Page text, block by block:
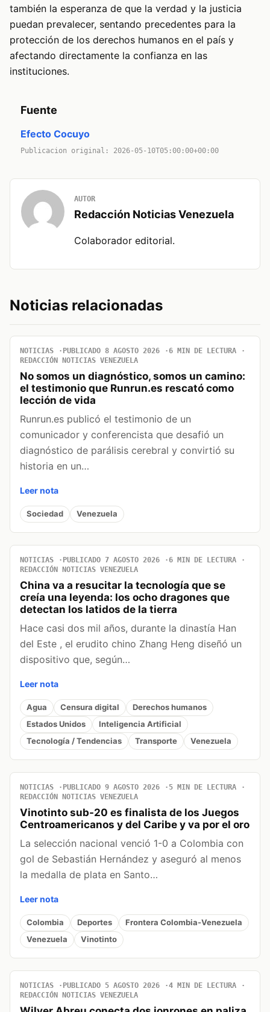
también la esperanza de que la verdad y la justicia
puedan prevalecer, sentando precedentes para la
protección de los derechos humanos en el país y
afectando directamente la confianza en las
instituciones.
Fuente
Efecto Cocuyo
Publicacion original: 2026-05-10T05:00:00+00:00
AUTOR
Redacción Noticias Venezuela
Colaborador editorial.
Noticias relacionadas
NOTICIAS PUBLICADO 8 AGOSTO 2026
6 MIN DE LECTURA
REDACCIÓN NOTICIAS VENEZUELA
No somos un diagnóstico, somos un camino:
el testimonio que Runrun.es rescató como
lección de vida
Runrun.es publicó el testimonio de un
comunicador y conferencista que desafió un
diagnóstico de parálisis cerebral y convirtió su
historia en un…
Leer nota
Sociedad Venezuela
NOTICIAS PUBLICADO 7 AGOSTO 2026
6 MIN DE LECTURA
REDACCIÓN NOTICIAS VENEZUELA
China va a resucitar la tecnología que se
creía una leyenda: los ocho dragones que
detectan los latidos de la tierra
Hace casi dos mil años, durante la dinastía Han
del Este , el erudito chino Zhang Heng diseñó un
dispositivo que, según…
Leer nota
Agua Censura digital
Derechos humanos
Estados Unidos
Inteligencia Artificial
Tecnología / Tendencias
Transporte Venezuela
NOTICIAS PUBLICADO 9 AGOSTO 2026
5 MIN DE LECTURA
REDACCIÓN NOTICIAS VENEZUELA
Vinotinto sub-20 es finalista de los Juegos
Centroamericanos y del Caribe y va por el oro
La selección nacional venció 1-0 a Colombia con
gol de Sebastián Hernández y aseguró al menos
la medalla de plata en Santo…
Leer nota
Colombia Deportes
Frontera Colombia-Venezuela
Venezuela
Vinotinto
NOTICIAS PUBLICADO 5 AGOSTO 2026
4 MIN DE LECTURA
REDACCIÓN NOTICIAS VENEZUELA